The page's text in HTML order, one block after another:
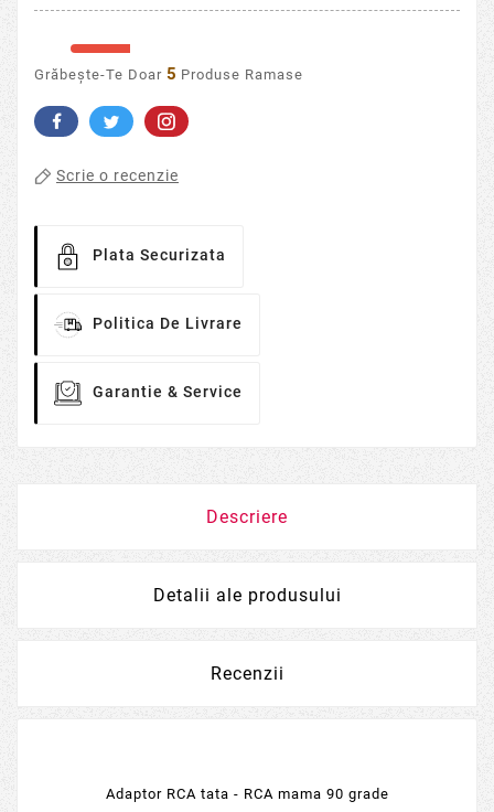
Grăbește-Te Doar 5 Produse Ramase
Scrie o recenzie
Plata Securizata
Politica De Livrare
Garantie & Service
Descriere
Detalii ale produsului
Recenzii
Adaptor RCA tata - RCA mama 90 grade